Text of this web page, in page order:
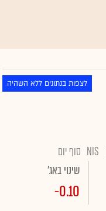
לצפות בנתונים ללא השהיה
NIS סוף יום
שינוי באג'
-0.10